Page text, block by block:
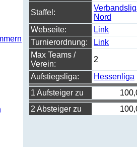
Staffel:
Nord
Webseite:
Link
Turnierordnung:
Link
Max Teams /
Verein:
2
Aufstiegsliga:
Hessenliga
1 Aufsteiger zu
2 Absteiger zu